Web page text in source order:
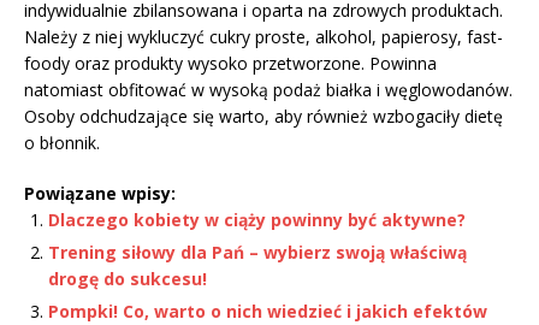
indywidualnie zbilansowana i oparta na zdrowych produktach.
Należy z niej wykluczyć cukry proste, alkohol, papierosy, fast-
foody oraz produkty wysoko przetworzone. Powinna
natomiast obfitować w wysoką podaż białka i węglowodanów.
Osoby odchudzające się warto, aby również wzbogaciły dietę
o błonnik.
Powiązane wpisy:
Dlaczego kobiety w ciąży powinny być aktywne?
Trening siłowy dla Pań – wybierz swoją właściwą
drogę do sukcesu!
Pompki! Co, warto o nich wiedzieć i jakich efektów